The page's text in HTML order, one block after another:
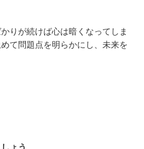
りが続けば心は暗くなってしま
て問題点を明らかにし、未来を